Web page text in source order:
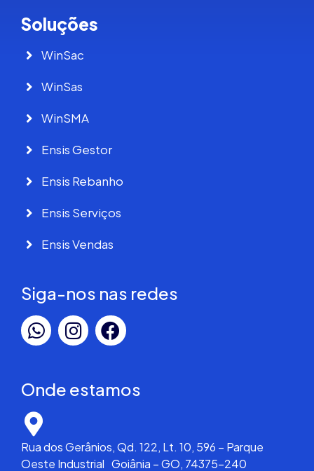
Soluções
WinSac
WinSas
WinSMA
Ensis Gestor
Ensis Rebanho
Ensis Serviços
Ensis Vendas
Siga-nos nas redes
Onde estamos
Rua dos Gerânios, Qd. 122, Lt. 10, 596 – Parque
Oeste Industrial Goiânia – GO, 74375-240